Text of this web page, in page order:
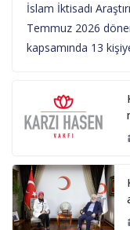
İslam İktisadı
Temmuz 2026
kapsamında 13